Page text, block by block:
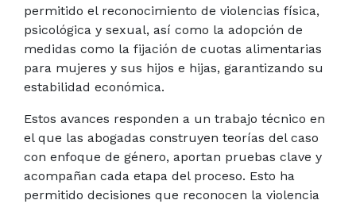
permitido el reconocimiento de violencias física,
psicológica y sexual, así como la adopción de
medidas como la fijación de cuotas alimentarias
para mujeres y sus hijos e hijas, garantizando su
estabilidad económica.
Estos avances responden a un trabajo técnico en
el que las abogadas construyen teorías del caso
con enfoque de género, aportan pruebas clave y
acompañan cada etapa del proceso. Esto ha
permitido decisiones que reconocen la violencia